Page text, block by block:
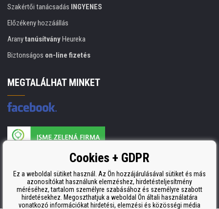
Szakértői tanácsadás INGYENES
Előzékeny hozzáállás
AranytanúsítványHeureka
Biztonságos on-line fizetés
MEGTALÁLHAT MINKET
A nyomtatási kellékek gyártója ISO 9001 tanúsítvánnyal rendelkezik
ISO 9001, ISO 14001 és STMC.Cookies + GDPR
Ez a weboldal sütiket használ. Az Ön hozzájárulásával sütiket és más
azonosítókat használunk elemzéshez, hirdetésteljesítmény
méréséhez, tartalom személyre szabásához és személyre szabott
hirdetésekhez. Megoszthatjuk a weboldal Ön általi használatára
vonatkozó információkat hirdetési, elemzési és közösségi média